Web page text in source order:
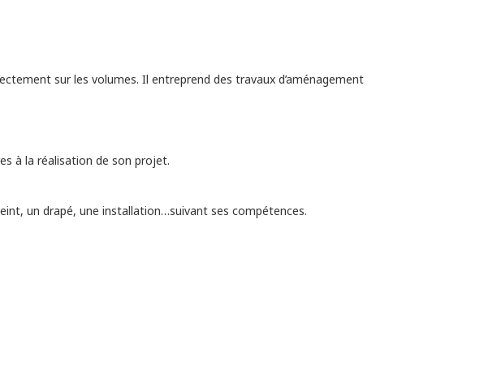
sur les volumes. Il entreprend des travaux d’aménagement
à la réalisation de son projet.
un drapé, une installation…suivant ses compétences.